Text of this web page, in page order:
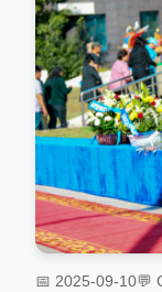
📅 2025-09-10💬